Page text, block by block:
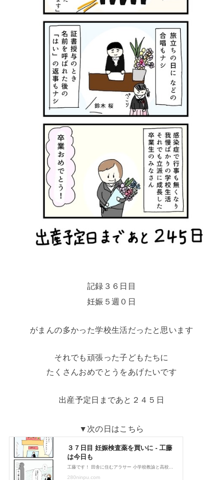
記録３６日目
妊娠５週０日
がまんの多かった学校生活だったと思います
それでも頑張った子どもたちに
たくさんおめでとうをあげたいです
出産予定日まであと２４５日
▼次の日はこちら